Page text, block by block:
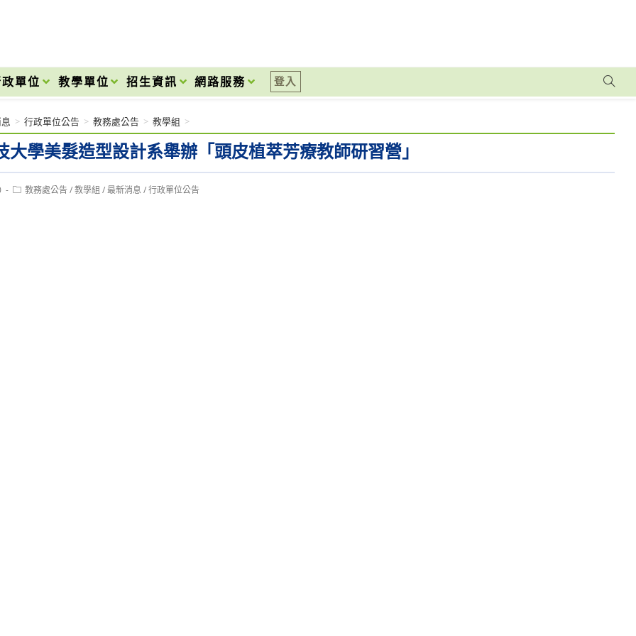
政單位 教學單位 招生資訊 網路服務 登入
大學美髮造型設計系舉辦「頭皮植萃芳療教師研習營」
> 行政單位公告 > 教務處公告 > 教學組 >
Post教務處公告 / 教學組 / 最新消息 / 行政單位公告